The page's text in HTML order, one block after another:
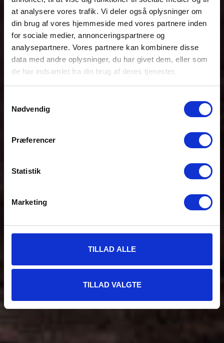
at analysere vores trafik. Vi deler også oplysninger om
din brug af vores hjemmeside med vores partnere inden
for sociale medier, annonceringspartnere og
analysepartnere. Vores partnere kan kombinere disse
data med andre oplysninger, du har givet dem, eller som
de har indsamlet fra din brug af deres tjenester.
Nødvendig
Præferencer
Statistik
Marketing
TILLAD ALLE
TILLAD VALGTE